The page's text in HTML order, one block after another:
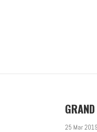
25 Mar 2019